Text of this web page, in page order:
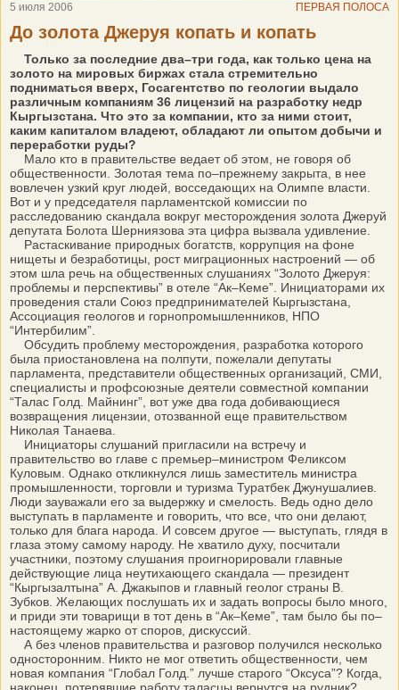
5 июля 2006
ПЕРВАЯ ПОЛОСА
До золота Джеруя копать и копать
Только за последние два–три года, как только цена на
золото на мировых биржах стала стремительно
подниматься вверх, Госагентство по геологии выдало
различным компаниям 36 лицензий на разработку недр
Кыргызстана. Что это за компании, кто за ними стоит,
каким капиталом владеют, обладают ли опытом добычи и
переработки руды?
Мало кто в правительстве ведает об этом, не говоря об
общественности. Золотая тема по–прежнему закрыта, в нее
вовлечен узкий круг людей, восседающих на Олимпе власти.
Вот и у председателя парламентской комиссии по
расследованию скандала вокруг месторождения золота Джеруй
депутата Болота Шерниязова эта цифра вызвала удивление.
Растаскивание природных богатств, коррупция на фоне
нищеты и безработицы, рост миграционных настроений — об
этом шла речь на общественных слушаниях “Золото Джеруя:
проблемы и перспективы” в отеле “Ак–Кеме”. Инициаторами их
проведения стали Союз предпринимателей Кыргызстана,
Ассоциация геологов и горнопромышленников, НПО
“Интербилим”.
Обсудить проблему месторождения, разработка которого
была приостановлена на полпути, пожелали депутаты
парламента, представители общественных организаций, СМИ,
специалисты и профсоюзные деятели совместной компании
“Талас Голд. Майнинг”, вот уже два года добивающиеся
возвращения лицензии, отозванной еще правительством
Николая Танаева.
Инициаторы слушаний пригласили на встречу и
правительство во главе с премьер–министром Феликсом
Куловым. Однако откликнулся лишь заместитель министра
промышленности, торговли и туризма Туратбек Джунушалиев.
Люди зауважали его за выдержку и смелость. Ведь одно дело
выступать в парламенте и говорить, что все, что они делают,
только для блага народа. И совсем другое — выступать, глядя в
глаза этому самому народу. Не хватило духу, посчитали
участники, поэтому слушания проигнорировали главные
действующие лица неутихающего скандала — президент
“Кыргызалтына” А. Джакыпов и главный геолог страны В.
Зубков. Желающих послушать их и задать вопросы было много,
и приди эти товарищи в тот день в “Ак–Кеме”, там было бы по–
настоящему жарко от споров, дискуссий.
А без членов правительства и разговор получился несколько
односторонним. Никто не мог ответить общественности, чем
новая компания “Глобал Голд.” лучше старого “Оксуса”? Когда,